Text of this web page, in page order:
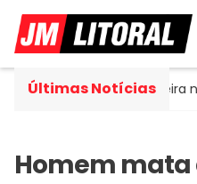
Últimas Notícias
Portella assume cadeira na
Homem